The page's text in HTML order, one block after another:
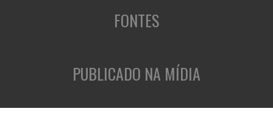
FONTES
PUBLICADO NA MÍDIA